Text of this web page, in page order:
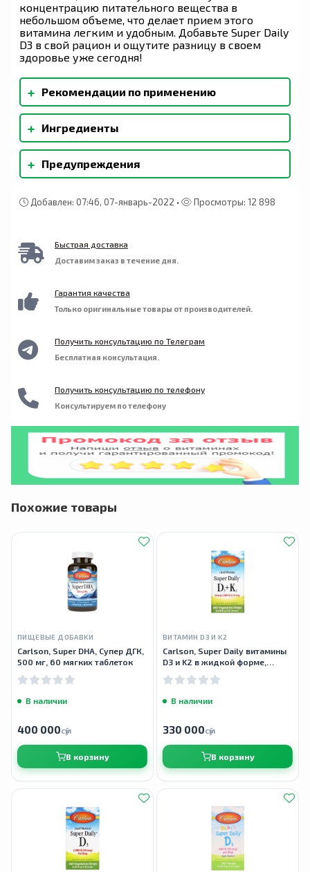
концентрацию питательного вещества в
небольшом объеме, что делает прием этого
витамина легким и удобным. Добавьте Super Daily
D3 в свой рацион и ощутите разницу в своем
здоровье уже сегодня!
+ Рекомендации по применению
Взрослым: Принимайте по одной капле в день
или в соответствии с рекомендациями врача.
Можно добавлять в еду или питье.
+ Ингредиенты
Масло среднецепочечных триглицеридов (из
кокоса), натуральная смесь токоферолов.
+ Предупреждения
Добавлен: 07:46, 07-январь-2022 • Просмотры: 12 898
Быстрая доставка
Доставим заказ в течение дня.
Гарантия качества
Только оригинальные товары от производителей.
Получить консультацию по Телеграм
Бесплатная консультация.
Получить консультацию по телефону
Консультируем по телефону
Похожие товары
ПИЩЕВЫЕ ДОБАВКИ
Carlson, Super DHA, Супер ДГК,
500 мг, 60 мягких таблеток
В наличии
400 000сӯм
В корзину
ВИТАМИН D3 И К2
Carlson, Super Daily витамины
D3 и K2 в жидкой форме,
МЕ) и 22,5 мкг, 10,16 мл (0,34
В наличии
330 000сӯм
В корзину